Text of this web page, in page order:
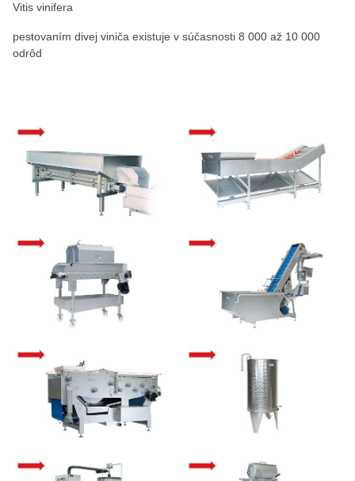
Vitis vinifera
pestovaním divej viniča existuje v súčasnosti 8 000 až 10 000
odrôd